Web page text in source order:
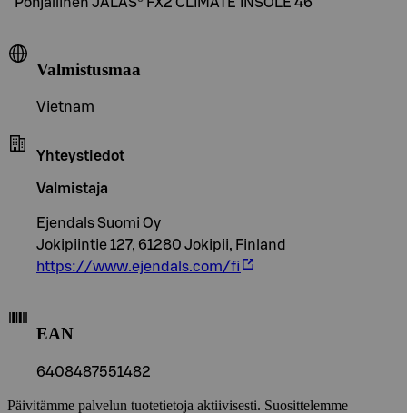
Valmistusmaa
Vietnam
Yhteystiedot
Valmistaja
Ejendals Suomi Oy
Jokipiintie 127, 61280 Jokipii, Finland
https://www.ejendals.com/fi
EAN
6408487551482
Päivitämme palvelun tuotetietoja aktiivisesti. Suosittelemme